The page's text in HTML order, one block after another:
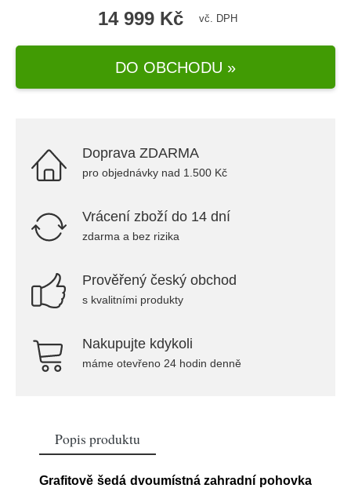
14 999 Kč vč. DPH
DO OBCHODU »
Doprava ZDARMA
pro objednávky nad 1.500 Kč
Vrácení zboží do 14 dní
zdarma a bez rizika
Prověřený český obchod
s kvalitními produkty
Nakupujte kdykoli
máme otevřeno 24 hodin denně
Popis produktu
Grafitově šedá dvoumístná zahradní pohovka